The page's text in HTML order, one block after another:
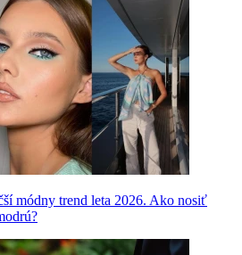
módny trend leta 2026. Ako nosiť